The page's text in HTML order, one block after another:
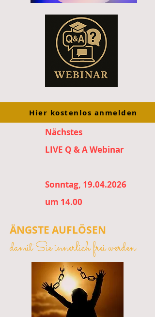
Hier kostenlos anmelden
Nächstes
LIVE Q & A Webinar
Sonntag, 19.04.2026
um 14.00
ÄNGSTE AUFLÖSEN
damit Sie innerlich frei werden